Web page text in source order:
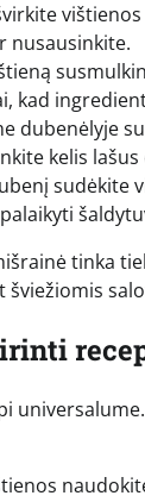
nusausinkite.
kad
dubenėlyje
kelis
sudėkite
tinka